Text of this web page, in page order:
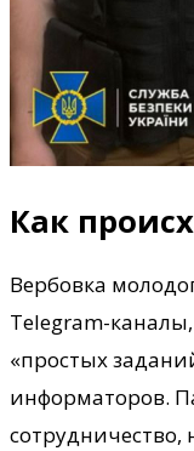
Как
Вербовка
Telegram-
«простых
информаторов.
сотрудничество,